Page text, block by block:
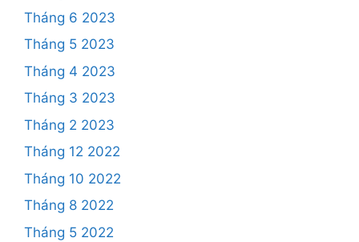
Tháng 6 2023
Tháng 5 2023
Tháng 4 2023
Tháng 3 2023
Tháng 2 2023
Tháng 12 2022
Tháng 10 2022
Tháng 8 2022
Tháng 5 2022